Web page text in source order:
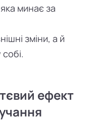
минає за
зміни, а й
ефект